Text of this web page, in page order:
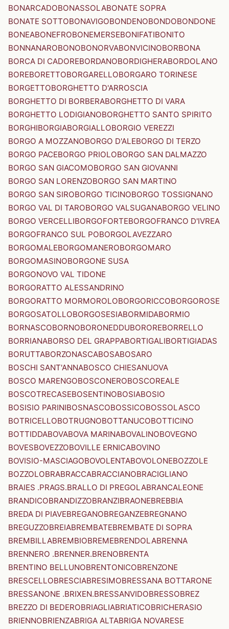
BONARCADOBONASSOLABONATE SOPRA
BONATE SOTTOBONAVIGOBONDENOBONDOBONDONE
BONEABONEFROBONEMERSEBONIFATIBONITO
BONNANAROBONOBONORVABONVICINOBORBONA
BORCA DI CADOREBORDANOBORDIGHERABORDOLANO
BOREBORETTOBORGARELLOBORGARO TORINESE
BORGETTOBORGHETTO D'ARROSCIA
BORGHETTO DI BORBERABORGHETTO DI VARA
BORGHETTO LODIGIANOBORGHETTO SANTO SPIRITO
BORGHIBORGIABORGIALLOBORGIO VEREZZI
BORGO A MOZZANOBORGO D'ALEBORGO DI TERZO
BORGO PACEBORGO PRIOLOBORGO SAN DALMAZZO
BORGO SAN GIACOMOBORGO SAN GIOVANNI
BORGO SAN LORENZOBORGO SAN MARTINO
BORGO SAN SIROBORGO TICINOBORGO TOSSIGNANO
BORGO VAL DI TAROBORGO VALSUGANABORGO VELINO
BORGO VERCELLIBORGOFORTEBORGOFRANCO D'IVREA
BORGOFRANCO SUL POBORGOLAVEZZARO
BORGOMALEBORGOMANEROBORGOMARO
BORGOMASINOBORGONE SUSA
BORGONOVO VAL TIDONE
BORGORATTO ALESSANDRINO
BORGORATTO MORMOROLOBORGORICCOBORGOROSE
BORGOSATOLLOBORGOSESIABORMIDABORMIO
BORNASCOBORNOBORONEDDUBOROREBORRELLO
BORRIANABORSO DEL GRAPPABORTIGALIBORTIGIADAS
BORUTTABORZONASCABOSABOSARO
BOSCHI SANT'ANNABOSCO CHIESANUOVA
BOSCO MARENGOBOSCONEROBOSCOREALE
BOSCOTRECASEBOSENTINOBOSIABOSIO
BOSISIO PARINIBOSNASCOBOSSICOBOSSOLASCO
BOTRICELLOBOTRUGNOBOTTANUCOBOTTICINO
BOTTIDDABOVABOVA MARINABOVALINOBOVEGNO
BOVESBOVEZZOBOVILLE ERNICABOVINO
BOVISIO-MASCIAGOBOVOLENTABOVOLONEBOZZOLE
BOZZOLOBRABRACCABRACCIANOBRACIGLIANO
BRAIES .PRAGS.BRALLO DI PREGOLABRANCALEONE
BRANDICOBRANDIZZOBRANZIBRAONEBREBBIA
BREDA DI PIAVEBREGANOBREGANZEBREGNANO
BREGUZZOBREIABREMBATEBREMBATE DI SOPRA
BREMBILLABREMBIOBREMEBRENDOLABRENNA
BRENNERO .BRENNER.BRENOBRENTA
BRENTINO BELLUNOBRENTONICOBRENZONE
BRESCELLOBRESCIABRESIMOBRESSANA BOTTARONE
BRESSANONE .BRIXEN.BRESSANVIDOBRESSOBREZ
BREZZO DI BEDEROBRIAGLIABRIATICOBRICHERASIO
BRIENNOBRIENZABRIGA ALTABRIGA NOVARESE